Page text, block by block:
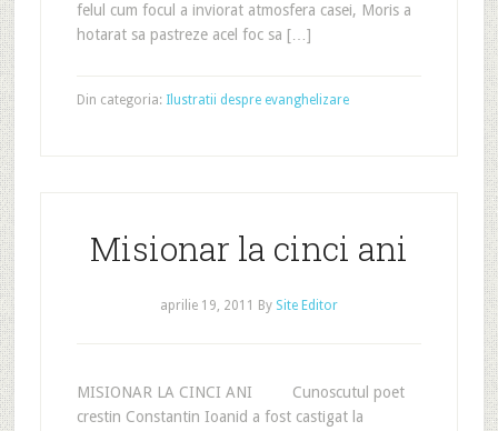
felul cum focul a inviorat atmosfera casei, Moris a
hotarat sa pastreze acel foc sa […]
Din categoria: Ilustratii despre evanghelizare
Misionar la cinci ani
aprilie 19, 2011 By Site Editor
MISIONAR LA CINCI ANI Cunoscutul poet
crestin Constantin Ioanid a fost castigat la